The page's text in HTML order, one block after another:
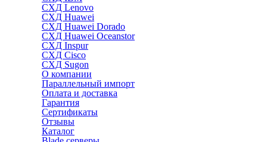
СХД Lenovo
СХД Huawei
СХД Huawei Dorado
СХД Huawei Oceanstor
СХД Inspur
СХД Cisco
СХД Sugon
О компании
Параллельный импорт
Оплата и доставка
Гарантия
Сертификаты
Отзывы
Каталог